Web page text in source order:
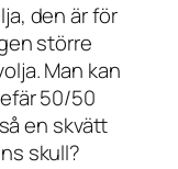
den är för
större
Man kan
50/50
en skvätt
skull?